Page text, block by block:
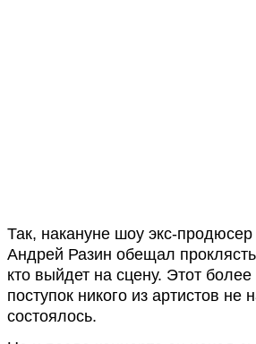
Так, накануне шоу экс-
Андрей Разин обещал проклясть
кто выйдет на сцену. Этот
поступок никого из артистов не
состоялось.